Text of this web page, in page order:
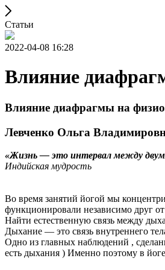
Статьи
2022-04-08 16:28
Влияние
Влияние диафрагмы на
Левченко Ольга
«Жизнь — это интервал между
Индийская мудрость
Во время занятий йогой мы
функционировали независимо друг
Найти естественную связь между
Дыхание — это связь внутреннего
Одно из главных наблюдений ,
есть дыхания ) Именно поэтому в